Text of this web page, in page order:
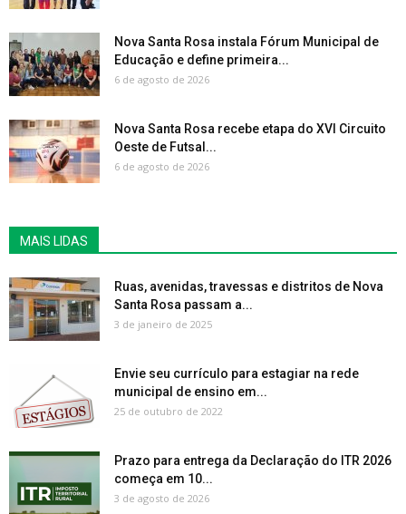
Nova Santa Rosa instala Fórum Municipal de
Educação e define primeira...
6 de agosto de 2026
Nova Santa Rosa recebe etapa do XVI Circuito
Oeste de Futsal...
6 de agosto de 2026
MAIS LIDAS
Ruas, avenidas, travessas e distritos de Nova
Santa Rosa passam a...
3 de janeiro de 2025
Envie seu currículo para estagiar na rede
municipal de ensino em...
25 de outubro de 2022
Prazo para entrega da Declaração do ITR 2026
começa em 10...
3 de agosto de 2026